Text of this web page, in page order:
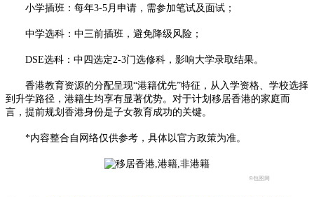
小学插班：每年3-5月申请，需参加笔试及面试；
中学选科：中三前插班，避免降级风险；
DSE选科：中四选定2-3门选修科，影响大学录取结果。
香港教育资源的分配呈现“港籍优先”特征，从入学资格、学校选择
到升学路径，港籍生均享有显著优势。对于计划移居香港的家庭而
言，提前规划香港身份是子女教育成功的关键。
*内容整合自网络仅供参考，具体以官方政策为准。
©包图网